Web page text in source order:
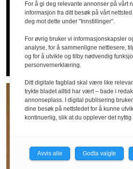
Verneombud
fikk sparken -
arbeidsgiver
For å gi deg relevante annonser på vårt
informasjon fra ditt besøk på vårt
deg mot dette under "Innstillinger".
For øvrig bruker vi informasjonskapsler
analyse, for å sammenligne nettlesere,
og for å utvikle og tilby nødvendig
personvernerklæring.
Ditt digitale fagblad skal være like
trykte bladet alltid har vært – bade i
annonseplass. I digital publisering
dine besøk på nettstedet for å kunne
kontinuerlig, slik at du opplever det
Avvis alle Godta valgte